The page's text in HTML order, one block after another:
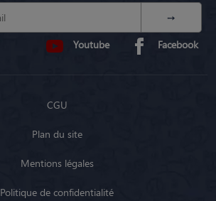
Youtube Facebook
CGU
Plan du site
Mentions légales
Politique de confidentialité